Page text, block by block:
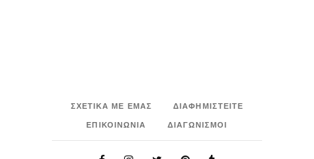
ΣΧΕΤΙΚΑ ΜΕ ΕΜΑΣ
ΔΙΑΦΗΜΙΣΤΕΙΤΕ
ΕΠΙΚΟΙΝΩΝΙΑ
ΔΙΑΓΩΝΙΣΜΟΙ